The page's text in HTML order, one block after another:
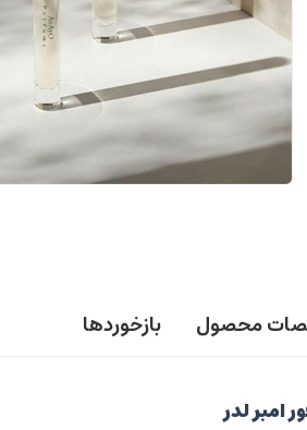
محصول بازخوردها
امبر لدر